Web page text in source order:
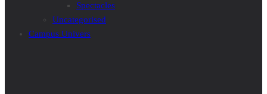
Spectacles
Uncategorised
Campus Univers